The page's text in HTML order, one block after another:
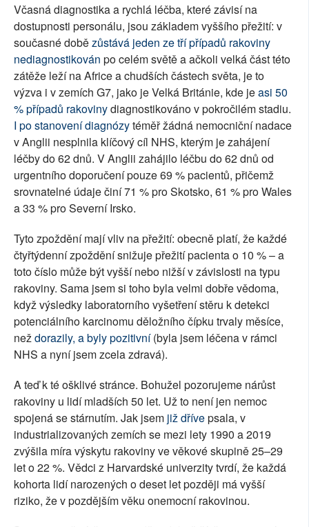
Včasná diagnostika a rychlá léčba, které závisí na
dostupnosti personálu, jsou základem vyššího přežití: v
současné dobězůstává jeden ze tří případů rakoviny
nediagnostikován po celém světě a ačkoli velká část této
zátěže leží na Africe a chudších částech světa, je to
výzva i v zemích G7, jako je Velká Británie, kde jeasi 50
% případů rakovinydiagnostikováno v pokročilém stadiu.
I po stanovení diagnózytéměř žádná nemocniční nadace
v Anglii nesplnila klíčový cíl NHS, kterým je zahájení
léčby do 62 dnů. V Anglii zahájilo léčbu do 62 dnů od
urgentního doporučení pouze 69 % pacientů, přičemž
srovnatelné údaje činí 71 % pro Skotsko, 61 % pro Wales
a 33 % pro Severní Irsko.
Tyto zpoždění mají vliv na přežití: obecně platí, že každé
čtyřtýdenní zpoždění snižuje přežití pacienta o 10 % – a
toto číslo může být vyšší nebo nižší v závislosti na typu
rakoviny. Sama jsem si toho byla velmi dobře vědoma,
když výsledky laboratorního vyšetření stěru k detekci
potenciálního karcinomu děložního čípku trvaly měsíce,
neždorazily, a byly pozitivní(byla jsem léčena v rámci
NHS a nyní jsem zcela zdravá).
A teď k té ošklivé stránce. Bohužel pozorujeme nárůst
rakoviny u lidí mladších 50 let. Už to není jen nemoc
spojená se stárnutím. Jak jsem již dřívepsala, v
industrializovaných zemích se mezi lety 1990 a 2019
zvýšila míra výskytu rakoviny ve věkové skupině 25–29
let o 22 %. Vědci z Harvardské univerzity tvrdí, že každá
kohorta lidí narozených o deset let později má vyšší
riziko, že v pozdějším věku onemocní rakovinou.